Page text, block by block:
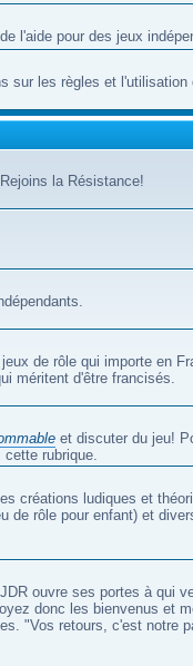
l'aide pour des jeux
sur les règles et l'utilisation
la Résistance!
de rôle qui importe en
méritent d'être francisés.
et discuter du jeu!
cette rubrique.
créations ludiques et
de rôle pour enfant) et
ouvre ses portes à qui
donc les bienvenus et
"Vos retours, c'est notre